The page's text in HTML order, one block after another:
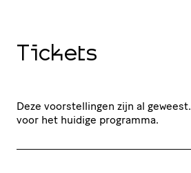
Tickets
Deze voorstellingen zijn al geweest.
voor het huidige programma.